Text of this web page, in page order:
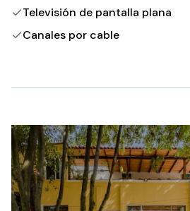
Televisión de pantalla plana
Canales por cable